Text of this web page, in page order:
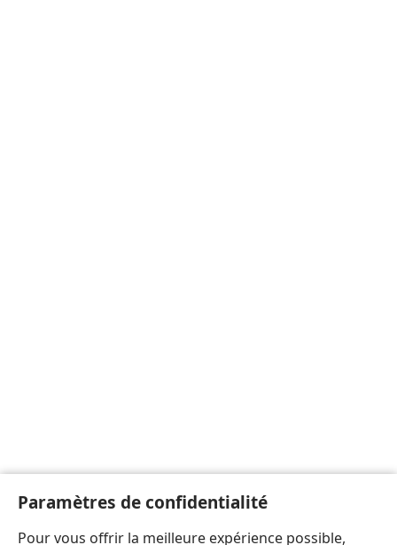
Paramètres de confidentialité
Pour vous offrir la meilleure expérience possible,